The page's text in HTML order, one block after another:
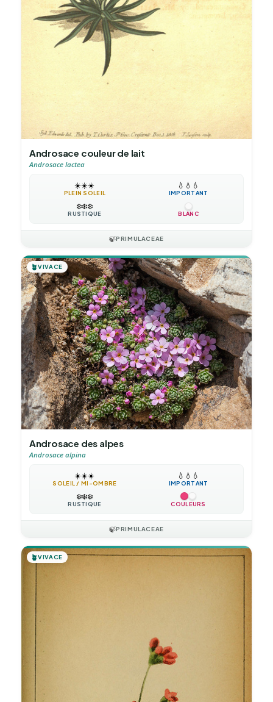
Androsace couleur de lait
Androsace lactea
☀️☀️☀️
PLEIN SOLEIL
💧 💧 💧
IMPORTANT
❄️❄️❄️
RUSTIQUE BLANC
🍃PRIMULACEAE
🪴VIVACE
Androsace des alpes
Androsace alpina
☀️☀️☀️
SOLEIL / MI-OMBRE
💧 💧 💧
IMPORTANT
❄️❄️❄️
RUSTIQUE COULEURS
🍃PRIMULACEAE
🪴VIVACE